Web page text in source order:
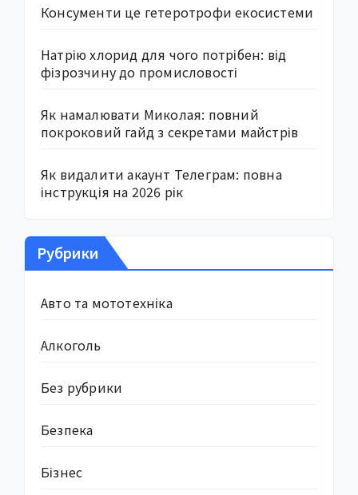
Консументи це гетеротрофи екосистеми
Натрію хлорид для чого потрібен: від
фізрозчину до промисловості
Як намалювати Миколая: повний
покроковий гайд з секретами майстрів
Як видалити акаунт Телеграм: повна
інструкція на 2026 рік
Рубрики
Авто та мототехніка
Алкоголь
Без рубрики
Безпека
Бізнес